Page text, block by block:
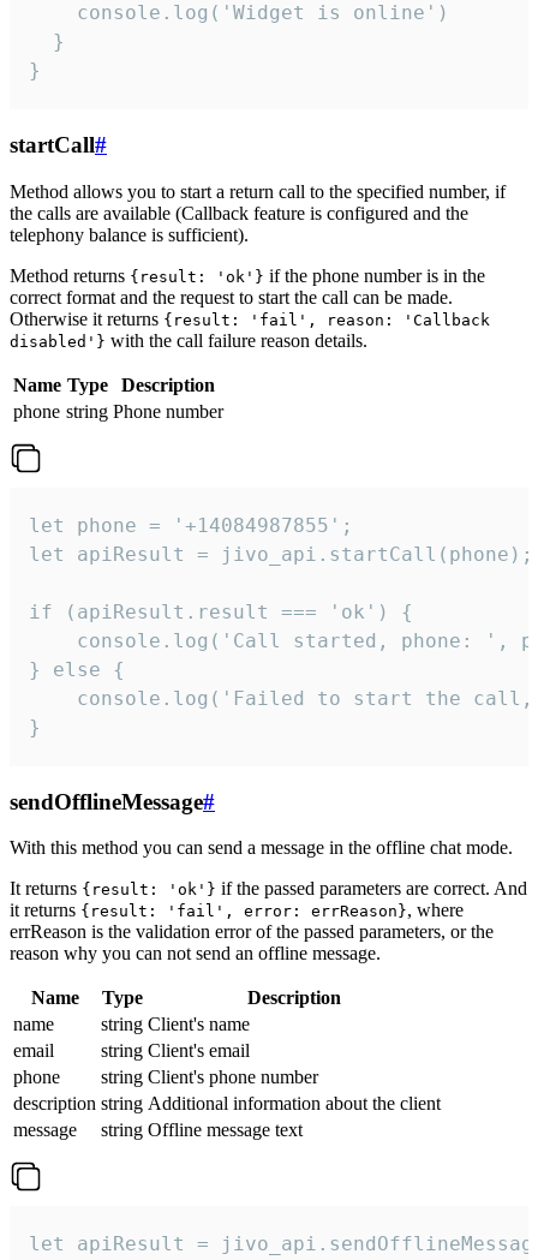
    console.log('Widget is online')
  }
}
startCall#
Method allows you to start a return call to the specified number, if
the calls are available (Callback feature is configured and the
telephony balance is sufficient).
Method returns {result: 'ok'} if the phone number is in the
correct format and the request to start the call can be made.
Otherwise it returns {result: 'fail', reason: 'Callback
disabled'} with the call failure reason details.
Name Type
Description
phone string Phone number
let phone = '+14084987855';
let apiResult = jivo_api.startCall(phone);
if (apiResult.result === 'ok') {
console.log('Call started, phone: ',
} else {
console.log('Failed to start the
}
sendOfflineMessage#
With this method you can send a message in the offline chat mode.
It returns {result: 'ok'} if the passed parameters are correct. And
it returns {result: 'fail', error: errReason}, where
errReason is the validation error of the passed parameters, or the
reason why you can not send an offline message.
Name Type
Description
name
string Client's name
email
string Client's email
phone
string Client's phone number
description string Additional information about the client
message
string Offline message text
let apiResult =